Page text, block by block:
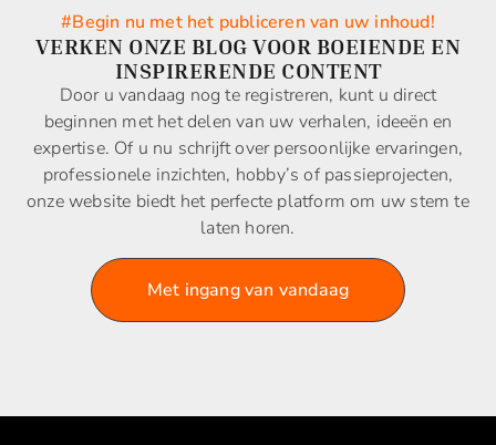
#Begin nu met het publiceren van uw inhoud!
VERKEN ONZE BLOG VOOR BOEIENDE EN
INSPIRERENDE CONTENT
Door u vandaag nog te registreren, kunt u direct
beginnen met het delen van uw verhalen, ideeën en
expertise. Of u nu schrijft over persoonlijke ervaringen,
professionele inzichten, hobby’s of passieprojecten,
onze website biedt het perfecte platform om uw stem te
laten horen.
Met ingang van vandaag